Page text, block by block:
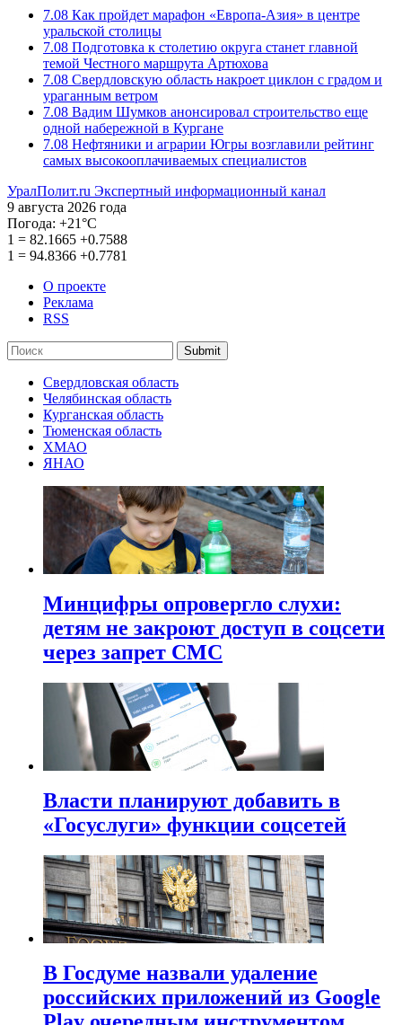
7.08 Как пройдет марафон «Европа-Азия» в центре
уральской столицы
7.08 Подготовка к столетию округа станет главной
темой Честного маршрута Артюхова
7.08 Свердловскую область накроет циклон с градом и
ураганным ветром
7.08 Вадим Шумков анонсировал строительство еще
одной набережной в Кургане
7.08 Нефтяники и аграрии Югры возглавили рейтинг
самых высокооплачиваемых специалистов
УралПолит.ru Экспертный информационный канал
9 августа 2026 года
Погода: +21°С
1 = 82.1665 +0.7588
1 = 94.8366 +0.7781
О проекте
Реклама
RSS
Submit
Свердловская область
Челябинская область
Курганская область
Тюменская область
ХМАО
ЯНАО
Минцифры опровергло слухи:
детям не закроют доступ в соцсети
через запрет СМС
Власти планируют добавить в
«Госуслуги» функции соцсетей
В Госдуме назвали удаление
российских приложений из Google